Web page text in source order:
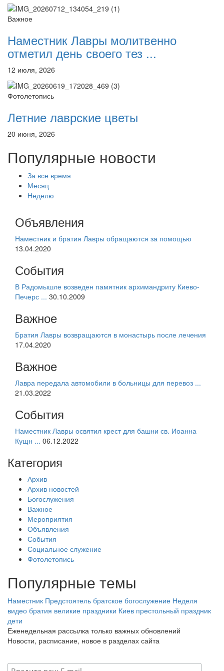
Важное
Наместник Лавры молитвенно
отметил день своего тез ...
12 июля, 2026
Фотолетопись
Летние лаврские цветы
20 июня, 2026
Популярные новости
За все время
Месяц
Неделю
Объявления
Наместник и братия Лавры обращаются за помощью
13.04.2020
События
В Радомышле возведен памятник архимандриту Киево-
Печерс ... 30.10.2009
Важное
Братия Лавры возвращаются в монастырь после лечения
17.04.2020
Важное
Лавра передала автомобили в больницы для перевоз ...
21.03.2022
События
Наместник Лавры освятил крест для башни св. Иоанна
Кущн ... 06.12.2022
Категория
Архив
Архив новостей
Богослужения
Важное
Мероприятия
Объявления
События
Социальное служение
Фотолетопись
Популярные темы
Наместник Предстоятель братское богослужение Неделя
видео братия великие праздники Киев престольный праздник
дети
Еженедельная рассылка только важных обновлений
Новости, расписание, новое в разделах сайта